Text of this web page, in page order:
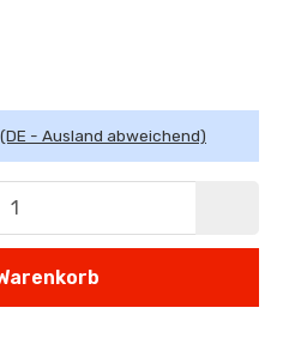
(DE - Ausland abweichend)